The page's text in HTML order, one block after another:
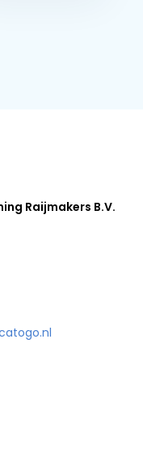
Raijmakers B.V.